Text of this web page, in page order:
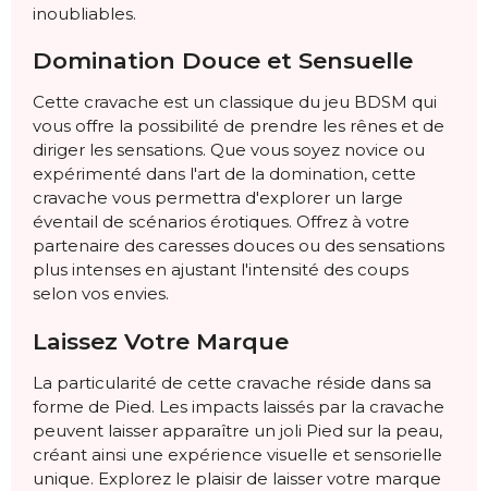
inoubliables.
Domination Douce et Sensuelle
Cette cravache est un classique du jeu BDSM qui
vous offre la possibilité de prendre les rênes et de
diriger les sensations. Que vous soyez novice ou
expérimenté dans l'art de la domination, cette
cravache vous permettra d'explorer un large
éventail de scénarios érotiques. Offrez à votre
partenaire des caresses douces ou des sensations
plus intenses en ajustant l'intensité des coups
selon vos envies.
Laissez Votre Marque
La particularité de cette cravache réside dans sa
forme de Pied. Les impacts laissés par la cravache
peuvent laisser apparaître un joli Pied sur la peau,
créant ainsi une expérience visuelle et sensorielle
unique. Explorez le plaisir de laisser votre marque